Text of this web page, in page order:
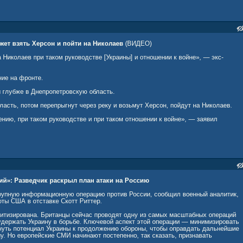
балансом сил, его смерть необратима», — резюмирует Steigan.
взять Херсон и пойти на Николаев (ВИДЕО)
при таком руководстве [Украины] и отношении к войне», — экс-
на фронте.
в Днепропетровскую область.
потом перепрыгнут через реку и возьмут Херсон, пойдут на Николаев.
при таком руководстве и при таком отношении к войне», — заявил
Разведчик раскрыл план атаки на Россию
информационную операцию против России, сообщил военный аналитик,
США в отставке Скотт Риттер.
Британцы сейчас проводят одну из самых масштабных операций
Украину в борьбе. Ключевой аспект этой операции — минимизировать
потенциал Украины к продолжению обороны, чтобы оправдать дальнейшие
Но европейские СМИ начинают постепенно, так сказать, признавать